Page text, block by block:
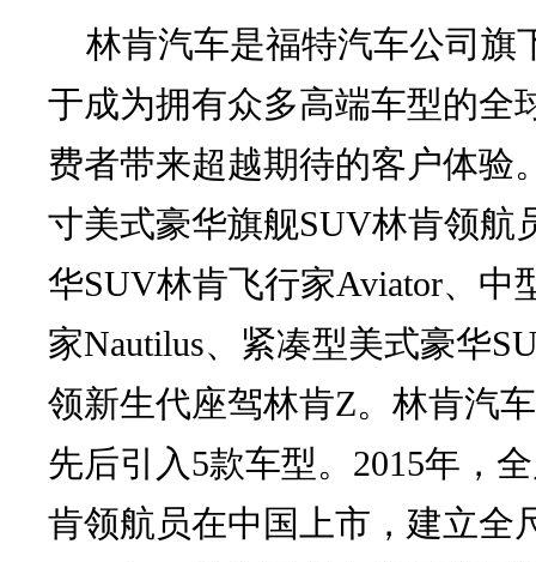
林肯汽车是福特汽车公司旗
于成为拥有众多高端车型的全
费者带来超越期待的客户体验
寸美式豪华旗舰SUV林肯领航
华SUV林肯飞行家Aviator、中
家Nautilus、紧凑型美式豪华
领新生代座驾林肯Z。林肯汽
先后引入5款车型。2015年，
肯领航员在中国上市，建立全